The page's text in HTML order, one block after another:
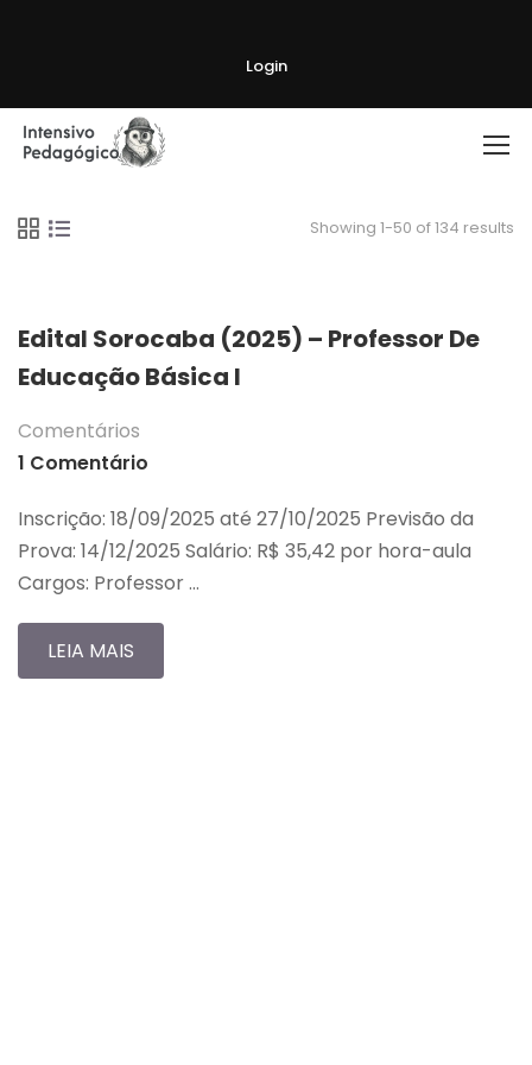
Login
Showing 1-50 of 134 results
Edital Sorocaba (2025) – Professor De
Educação Básica I
Comentários
1 Comentário
Inscrição: 18/09/2025 até 27/10/2025 Previsão da
Prova: 14/12/2025 Salário: R$ 35,42 por hora-aula
Cargos: Professor …
LEIA MAIS